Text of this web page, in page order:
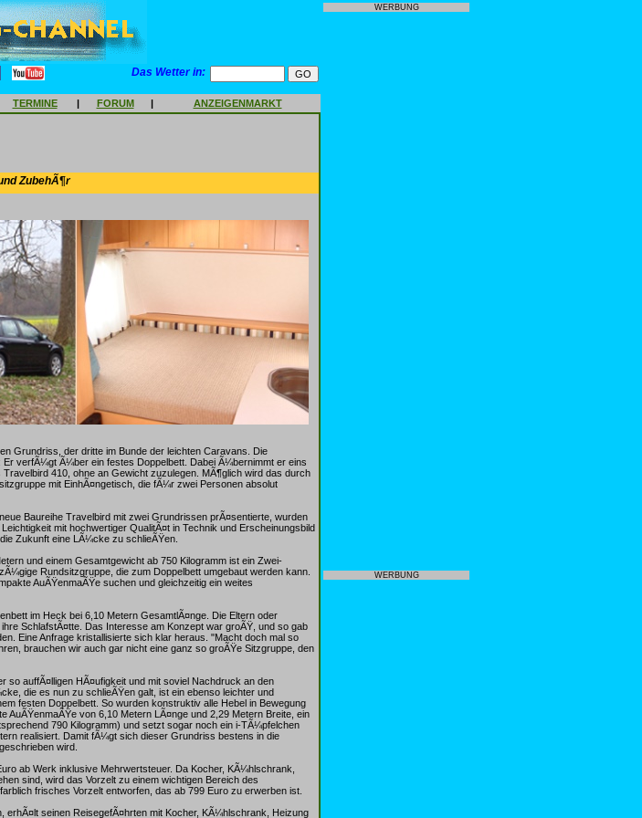
Das Wetter in:
TERMINE | FORUM | ANZEIGENMARKT
ZubehÃ¶r
Grundriss, der dritte im Bunde der leichten Caravans. Die
verfÃ¼gt Ã¼ber ein festes Doppelbett. Dabei Ã¼bernimmt er eins
410, ohne an Gewicht zuzulegen. MÃ¶glich wird das durch
mit EinhÃ¤ngetisch, die fÃ¼r zwei Personen absolut
Baureihe Travelbird mit zwei Grundrissen prÃ¤sentierte, wurden
mit hochwertiger QualitÃ¤t in Technik und Erscheinungsbild
Zukunft eine LÃ¼cke zu schlieÃŸen.
und einem Gesamtgewicht ab 750 Kilogramm ist ein Zwei-
Rundsitzgruppe, die zum Doppelbett umgebaut werden kann.
AuÃŸenmaÃŸe suchen und gleichzeitig ein weites
im Heck bei 6,10 Metern GesamtlÃ¤nge. Die Eltern oder
SchlafstÃ¤tte. Das Interesse am Konzept war groÃŸ, und so gab
Eine Anfrage kristallisierte sich klar heraus. "Macht doch mal so
brauchen wir auch gar nicht eine ganz so groÃŸe Sitzgruppe, den
so auffÃ¤lligen HÃ¤ufigkeit und mit soviel Nachdruck an den
die es nun zu schlieÃŸen galt, ist ein ebenso leichter und
festen Doppelbett. So wurden konstruktiv alle Hebel in Bewegung
von 6,10 Metern LÃ¤nge und 2,29 Metern Breite, ein
790 Kilogramm) und setzt sogar noch ein i-TÃ¼pfelchen
realisiert. Damit fÃ¼gt sich dieser Grundriss bestens in die
wird.
ab Werk inklusive Mehrwertsteuer. Da Kocher, KÃ¼hlschrank,
sind, wird das Vorzelt zu einem wichtigen Bereich des
frisches Vorzelt entworfen, das ab 799 Euro zu erwerben ist.
erhÃ¤lt seinen ReisegefÃ¤hrten mit Kocher, KÃ¼hlschrank, Heizung
WERBUNG
WERBUNG